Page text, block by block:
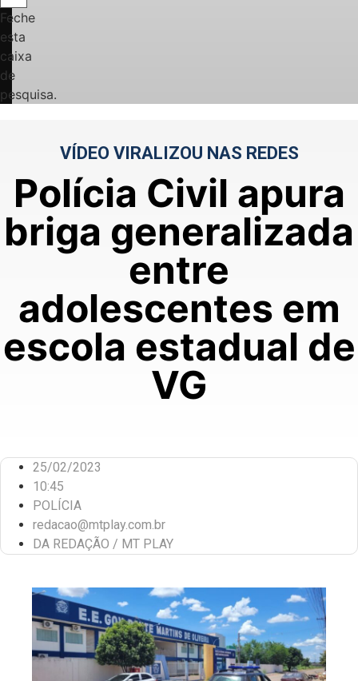
Feche
esta
caixa
de
pesquisa.
VÍDEO VIRALIZOU NAS REDES
Polícia Civil apura
briga generalizada
entre
adolescentes em
escola estadual de
VG
25/02/2023
10:45
POLÍCIA
redacao@mtplay.com.br
DA REDAÇÃO / MT PLAY